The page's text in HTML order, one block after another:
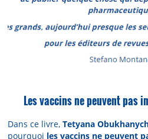
Les vaccins ne peuvent pas
Dans ce livre,Tetyana
pourquoi les vaccins ne peuvent